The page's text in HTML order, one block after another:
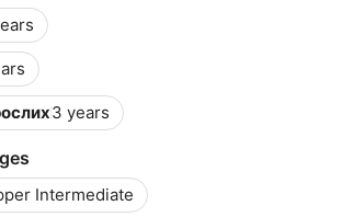
3 years
Intermediate